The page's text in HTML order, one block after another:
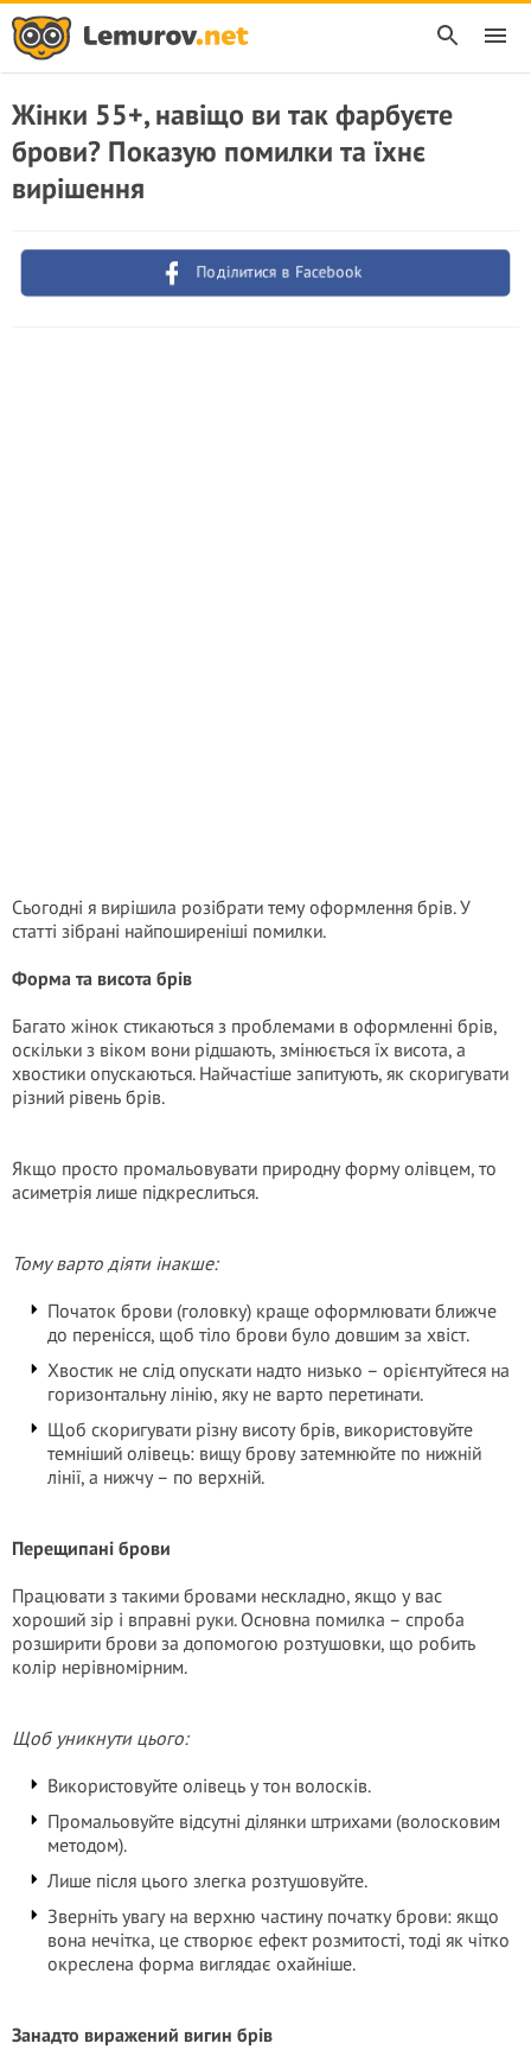
Жінки 55+, навіщо ви так фарбуєте
брови? Показую помилки та їхнє
вирішення
Поділитися в Facebook
Сьогодні я вирішила розібрати тему оформлення брів. У
статті зібрані найпоширеніші помилки.
Форма та висота брів
Багато жінок стикаються з проблемами в оформленні брів,
оскільки з віком вони рідшають, змінюється їх висота, а
хвостики опускаються. Найчастіше запитують, як скоригувати
різний рівень брів.
Якщо просто промальовувати природну форму олівцем, то
асиметрія лише підкреслиться.
Тому варто діяти інакше:
Початок брови (головку) краще оформлювати ближче
до перенісся, щоб тіло брови було довшим за хвіст.
Хвостик не слід опускати надто низько – орієнтуйтеся на
горизонтальну лінію, яку не варто перетинати.
Щоб скоригувати різну висоту брів, використовуйте
темніший олівець: вищу брову затемнюйте по нижній
лінії, а нижчу – по верхній.
Перещипані брови
Працювати з такими бровами нескладно, якщо у вас
хороший зір і вправні руки. Основна помилка – спроба
розширити брови за допомогою розтушовки, що робить
колір нерівномірним.
Щоб уникнути цього:
Використовуйте олівець у тон волосків.
Промальовуйте відсутні ділянки штрихами (волосковим
методом).
Лише після цього злегка розтушовуйте.
Зверніть увагу на верхню частину початку брови: якщо
вона нечітка, це створює ефект розмитості, тоді як чітко
окреслена форма виглядає охайніше.
Занадто виражений вигин брів